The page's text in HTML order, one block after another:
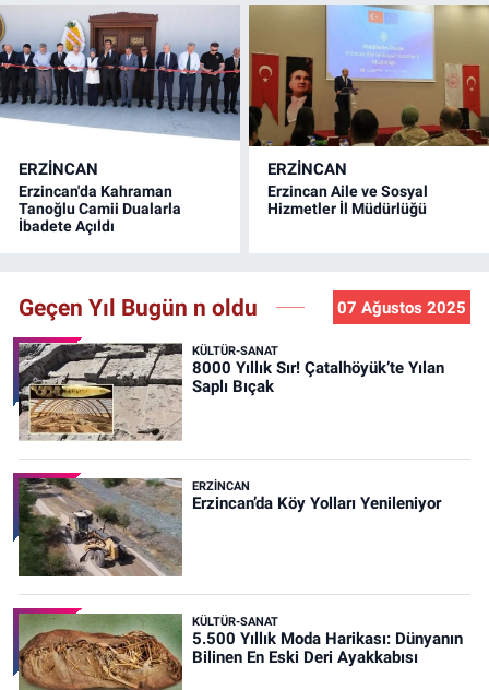
ERZINCAN
Erzincan'da Kahraman
Tanoğlu Camii Dualarla
İbadete Açıldı
ERZINCAN
Erzincan Aile ve Sosyal
Hizmetler İl Müdürlüğü
Geçen Yıl Bugün n oldu 07 Ağustos 2025
KÜLTÜR-SANAT
8000 Yıllık Sır! Çatalhöyük’te Yılan
Saplı Bıçak
ERZINCAN
Erzincan’da Köy Yolları Yenileniyor
KÜLTÜR-SANAT
5.500 Yıllık Moda Harikası: Dünyanın
Bilinen En Eski Deri Ayakkabısı